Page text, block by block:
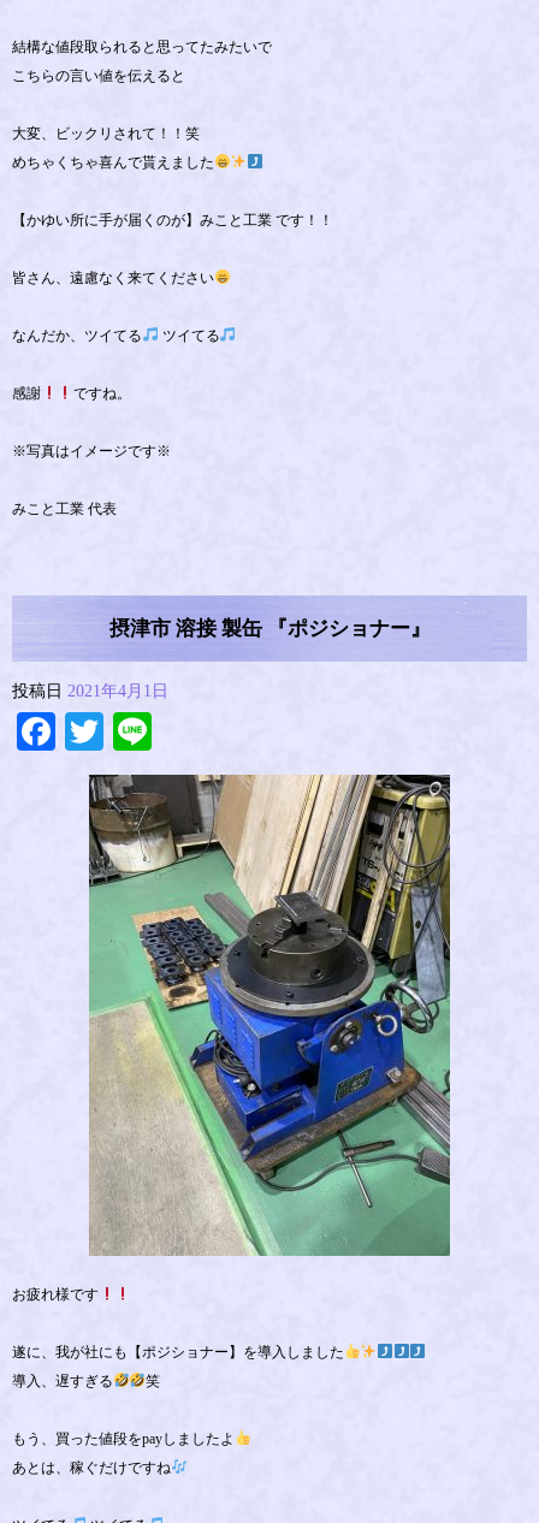
結構な値段取られると思ってたみたいで
こちらの言い値を伝えると
大変、ビックリされて！！笑
めちゃくちゃ喜んで貰えました
【かゆい所に手が届くのが】みこと工業 です！！
皆さん、遠慮なく来てください
なんだか、ツイてる ツイてる
感謝 ですね。
※写真はイメージです※
みこと工業 代表
摂津市 溶接 製缶 『ポジショナー』
投稿日 2021年4月1日
Facebook
Twitter
お疲れ様です
遂に、我が社にも【ポジショナー】を導入しました
導入、遅すぎる
笑
もう、買った値段をpayしましたよ
あとは、稼ぐだけですね